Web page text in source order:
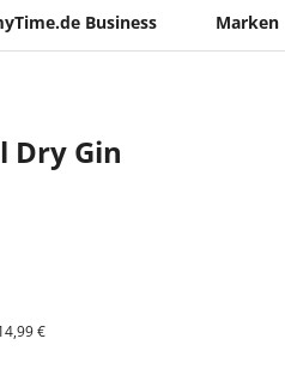
Business Marken
Dry Gin
€